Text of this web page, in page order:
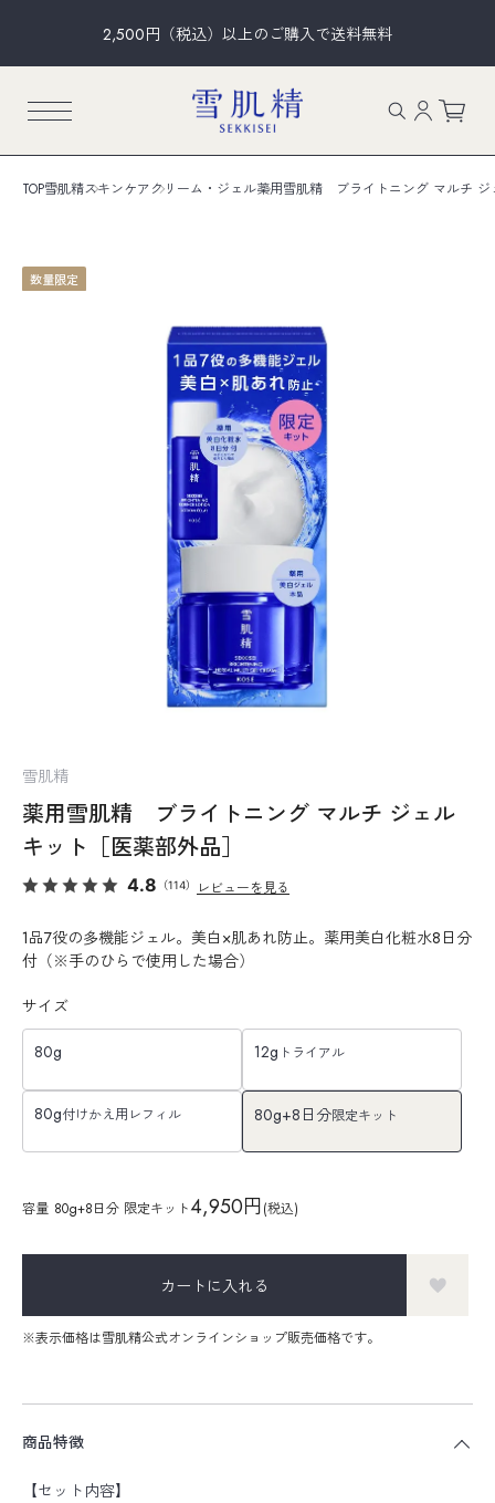
2,500円（税込）以上のご購入で送料無料
TOP雪肌精スキンケアクリーム・ジェル薬用雪肌精 ブライトニング マルチ ジ
数量限定
雪肌精
薬用雪肌精 ブライトニング マルチ ジェル
キット［医薬部外品］
4.8 （114） レビューを見る
1品7役の多機能ジェル。美白×肌あれ防止。薬用美白化粧水8日分
付（※手のひらで使用した場合）
サイズ
80g 12g トライアル
80g付けかえ用レフィル 80g+8日分限定キット
容量 80g+8日分 限定キット4,950円(税込)
カートに入れる
※表示価格は雪肌精公式オンラインショップ販売価格です。
商品特徴
【セット内容】